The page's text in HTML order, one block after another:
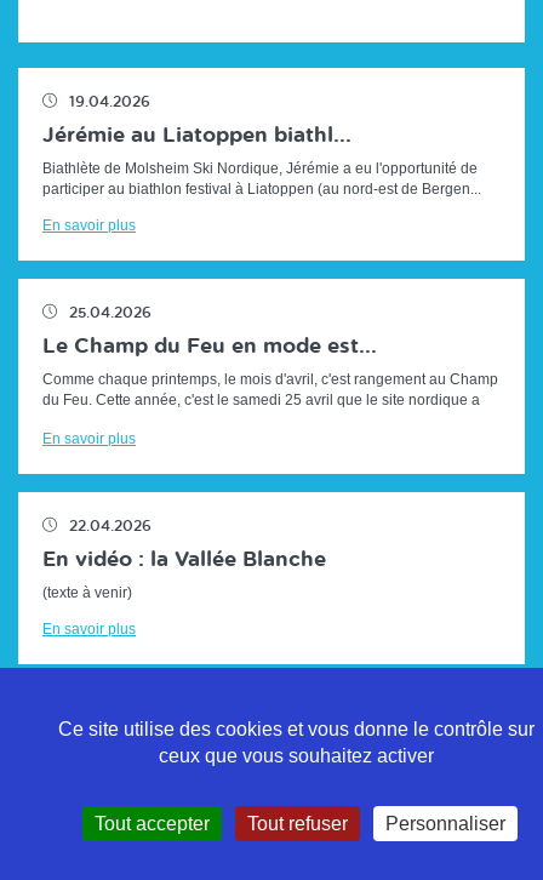
19.04.2026
Jérémie au Liatoppen biathl...
Biathlète de Molsheim Ski Nordique, Jérémie a eu l'opportunité de
participer au biathlon festival à Liatoppen (au nord-est de Bergen...
En savoir plus
25.04.2026
Le Champ du Feu en mode est...
Comme chaque printemps, le mois d'avril, c'est rangement au Champ
du Feu. Cette année, c'est le samedi 25 avril que le site nordique a
En savoir plus
22.04.2026
En vidéo : la Vallée Blanche
(texte à venir)
En savoir plus
Mentions légales
Ce site utilise des cookies et vous donne le contrôle sur
ceux que vous souhaitez activer
Tout accepter Tout refuser Personnaliser